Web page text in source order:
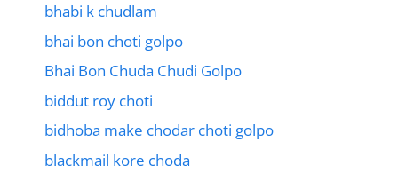
bhabi k chudlam
bhai bon choti golpo
Bhai Bon Chuda Chudi Golpo
biddut roy choti
bidhoba make chodar choti golpo
blackmail kore choda